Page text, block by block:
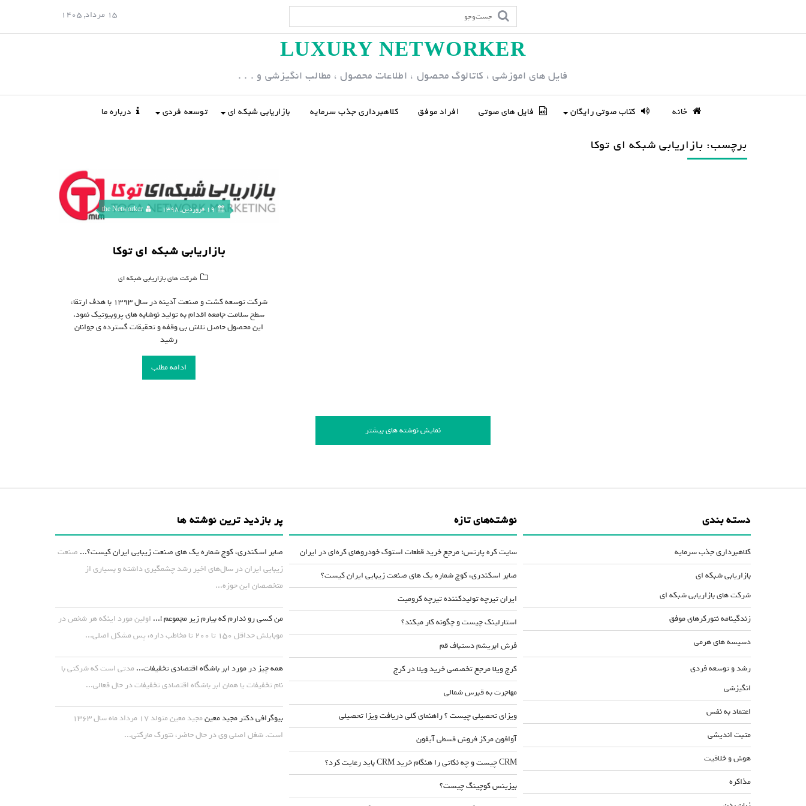
o
15 مرداد, 1405
LUXURY NETWORKER
فایل های اموزشی ، کاتالوگ محصول ، اطلاعات محصول ، مطالب انگیزشی و . . .
خانه کتاب صوتی رایگان فایل های صوتی افراد موفق کلاهبرداری جذب سرمایه بازاریابی شبکه ای توسعه فردی درباره ما
برچسب: بازاریابی شبکه ای توکا
19 فروردین, 1398 the Networker
بازاریابی شبکه ای توکا
شرکت های بازاریابی شبکه ای
شرکت توسعه کشت و صنعت آدینه در سال ۱۳۹۳ با هدف ارتقاء
سطح سلامت جامعه اقدام به تولید نوشابه های پروبیوتیک نمود.
این محصول حاصل تلاش بی وقفه و تحقیقات گسترده ی جوانان
رشید
ادامه مطلب
نمایش نوشته های بیشتر
پر بازدید ترین نوشته ها
صابر اسکندری، کوچ شماره یک های صنعت زیبایی ایران کیست؟... صنعت
زیبایی ایران در سال‌های اخیر رشد چشمگیری داشته و بسیاری از
متخصصان این حوزه...
من کسی رو ندارم که بیارم زیر مجموعم !... اولین مورد اینکه هر شخص در
موبایلش حداقل ۱۵۰ تا ۲۰۰ تا مخاطب داره، پس مشکل اصلی...
همه چیز در مورد ابر باشگاه اقتصادی تخفیفات...مدتی است که شرکتی با
نام تخفیفات یا همان ابر باشگاه اقتصادی تخفیفات در حال فعالی...
بیوگرافی دکتر مجید معین
مجید معین متولد ۱۷ مرداد ماه سال ۱۳۶۳
است. شغل اصلی وی در حال حاضر، نتورک مارکتی...
نوشته‌های تازه
سایت کره پارتس؛ مرجع خرید قطعات استوک خودروهای کره‌ای در ایران
صابر اسکندری، کوچ شماره یک های صنعت زیبایی ایران کیست؟
ایران تیرچه تولیدکننده تیرچه کرومیت
استارلینک چیست و چگونه کار میکند؟
فرش ابریشم دستباف قم
کرج ویلا مرجع تخصصی خرید ویلا در کرج
مهاجرت به قبرس شمالی
ویزای تحصیلی چیست ؟ راهنمای کلی دریافت ویزا تحصیلی
آوافون مرکز فروش قسطی آیفون
CRM چیست و چه نکاتی را هنگام خرید CRM باید رعایت کرد؟
بیزینس کوچینگ چیست؟
دسته بندی
کلاهبرداری جذب سرمایه
بازاریابی شبکه ای
شرکت های بازاریابی شبکه ای
زندگینامه نتورکرهای موفق
دسیسه های هرمی
رشد و توسعه فردی
انگیزشی
اعتماد به نفس
مثبت اندیشی
هوش و خلاقیت
مذاکره